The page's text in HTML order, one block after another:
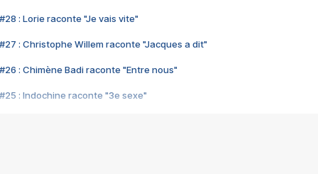
#28 : Lorie raconte "Je vais vite"
#27 : Christophe Willem raconte "Jacques a dit"
#26 : Chimène Badi raconte "Entre nous"
#25 : Indochine raconte "3e sexe"